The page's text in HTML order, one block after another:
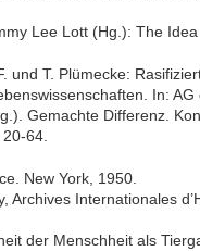
Lee Lott (Hg.): The
und T. Plümecke:
In:
Gemachte Differenz.
64.
New York, 1950.
Archives Internationales
der Menschheit als